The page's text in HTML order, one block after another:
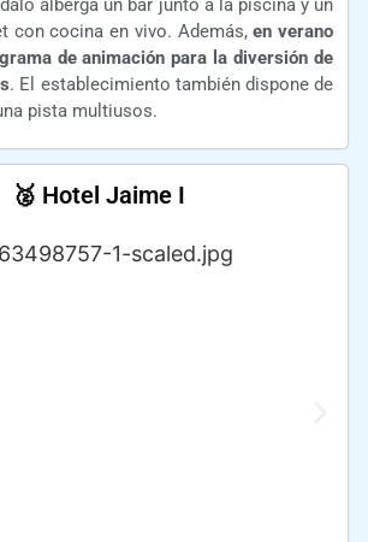
alberga un bar junto a la piscina y un
con cocina en vivo. Además,en verano
de animación para la diversión de
. El establecimiento también dispone de
pista multiusos.
🥈 Hotel Jaime I